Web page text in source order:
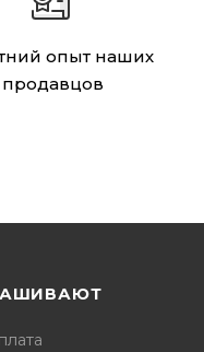
опыт наших
продавцов